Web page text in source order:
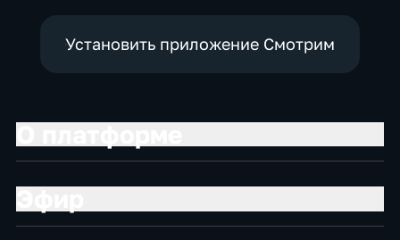
Установить приложение Смотрим